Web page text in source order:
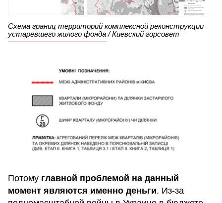
Схема границ территорий комплексной реконструкции
устаревшего жилого фонда / Киевский горсовет
Потому главной проблемой на данный
момент являются именно деньги. Из-за